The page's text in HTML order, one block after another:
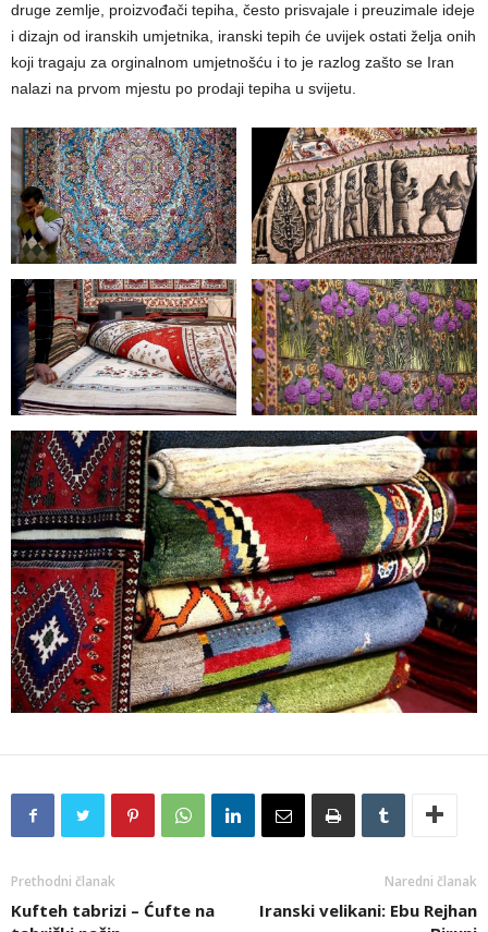
druge zemlje, proizvođači tepiha, često prisvajale i preuzimale ideje
i dizajn od iranskih umjetnika, iranski tepih će uvijek ostati želja onih
koji tragaju za orginalnom umjetnošću i to je razlog zašto se Iran
nalazi na prvom mjestu po prodaji tepiha u svijetu.
Prethodni članak
Kufteh tabrizi – Ćufte na
Naredni članak
Iranski velikani: Ebu Rejhan